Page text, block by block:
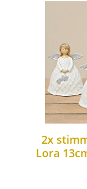
2x
Lora